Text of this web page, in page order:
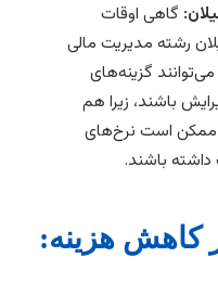
گاهی اوقات
رشته مدیریت مالی
گزینه‌های
باشند، زیرا هم
است نرخ‌های
باشند.
کاهش هزینه: